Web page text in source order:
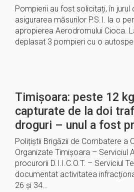
Pompierii au fost solicitați, în jurul
asigurarea măsurilor P.S.I. la o
apropierea Aerodromului Cioca.
deplasat 3 pompieri cu o
Timișoara: peste 12
capturate de la doi
droguri – unul a fost
Polițiștii Brigăzii de Combatere a
Organizate Timișoara – Serviciul
procurorii D.I.I.C.O.T. – Serviciul
documentat activitatea
26 și 34…